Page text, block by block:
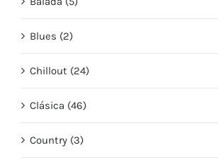
Blues (2)
Chillout (24)
Clásica (46)
Country (3)